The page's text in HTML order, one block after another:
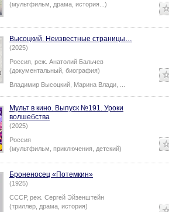
(мультфильм, драма, история...)
Высоцкий. Неизвестные страницы…
(2025)
Россия, реж. Анатолий Бальчев
(документальный, биография)
Владимир Высоцкий Марина Влади
Мульт в кино. Выпуск №191. Уроки
волшебства
(2025)
Россия
(мультфильм, приключения, детский)
Броненосец «Потемкин»
(1925)
СССР, реж. Сергей Эйзенштейн
(триллер, драма, история)